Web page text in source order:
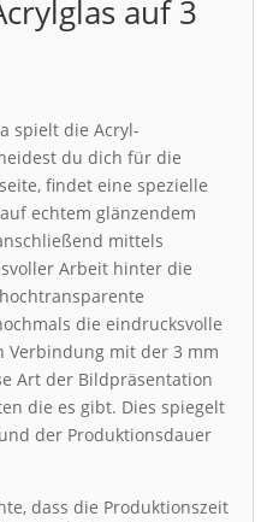
auf 3
spielt die Acryl-
du dich für die
findet eine spezielle
echtem glänzendem
mittels
Arbeit hinter die
die eindrucksvolle
Verbindung mit der 3 mm
Art der Bildpräsentation
die es gibt. Dies spiegelt
der Produktionsdauer
dass die Produktionszeit